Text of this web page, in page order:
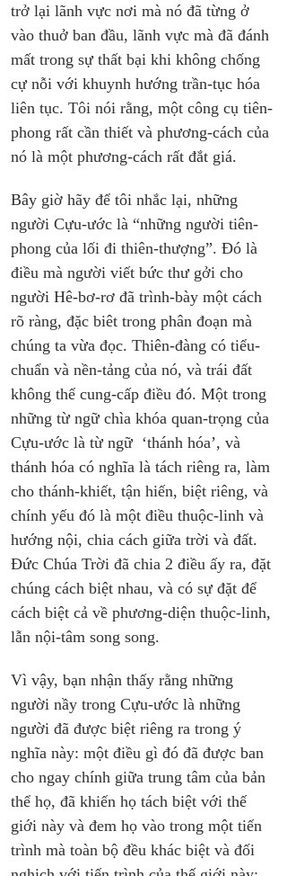
trở lại lãnh vực nơi mà nó đã từng ở
vào thuở ban đầu, lãnh vực mà đã đánh
mất trong sự thất bại khi không chống
cự nỗi với khuynh hướng trần-tục hóa
liên tục. Tôi nói rằng, một công cụ tiên-
phong rất cần thiết và phương-cách của
nó là một phương-cách rất đắt giá.
Bây giờ hãy để tôi nhắc lại, những
người Cựu-ước là “những người tiên-
phong của lối đi thiên-thượng”. Đó là
điều mà người viết bức thư gởi cho
người Hê-bơ-rơ đã trình-bày một cách
rõ ràng, đặc biêt trong phân đoạn mà
chúng ta vừa đọc. Thiên-đàng có tiểu-
chuẩn và nền-tảng của nó, và trái đất
không thể cung-cấp điều đó. Một trong
những từ ngữ chìa khóa quan-trọng của
Cựu-ước là từ ngữ  ‘thánh hóa’, và
thánh hóa có nghĩa là tách riêng ra, làm
cho thánh-khiết, tận hiến, biệt riêng, và
chính yếu đó là một điều thuộc-linh và
hướng nội, chia cách giữa trời và đất.
Đức Chúa Trời đã chia 2 điều ấy ra, đặt
chúng cách biệt nhau, và có sự đặt để
cách biệt cả về phương-diện thuộc-linh,
lẫn nội-tâm song song.
Vì vậy, bạn nhận thấy rằng những
người nầy trong Cựu-ước là những
người đã được biệt riêng ra trong ý
nghĩa này: một điều gì đó đã được ban
cho ngay chính giữa trung tâm của bản
thể họ, đã khiến họ tách biệt với thế
giới này và đem họ vào trong một tiến
trình mà toàn bộ đều khác biệt và đối